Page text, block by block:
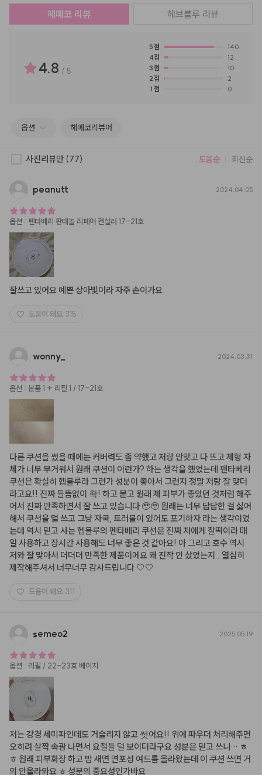
헤메코 리뷰 헤브블루 리뷰
4.8 / 5
5점
140
4점
12
3점
10
2점
2
1 점 0
옵션 헤메코리뷰어
사진리뷰만 (77) 도움순 최신순
peanutt 2024.04.05
옵션 : 펜타베리 판테놀 리페어 컨실러 17-21호
잘쓰고 있어요 예쁜 상아빛이라 자주 손이가요
도움이 돼요 315
wonny 2024.03.31
옵션 : 본품 1 + 리필 1 / 17-21호
다른 쿠션을 썼을 때에는 커버력도 좀 약했고 저랑 안맞고 다 뜨고 제형 자
체가 너무 무거워서 원래 쿠션이 이런가? 하는 생각을 했었는데 펜타베리
쿠션은 확실히 헵블루라 그런가 성분이 좋아서 그런지 정말 저랑 잘 맞더
라고요!! 진짜 들뜸없이 촥! 하고 붙고 원래 제 피부가 좋았던 것처럼 해주
어서 진짜 만족하면서 잘 쓰고 있습니다 🥹🥹 원래는 너무 답답한 걸 싫어
해서 쿠션을 덜 쓰고 그냥 자국, 트러블이 있어도 포기하자 라는 생각이었
는데 역시 믿고 사는 헵블루의 펜타베리 쿠션은 진짜 저에게 찰떡이라 매
일 사용하고 장시간 사용해도 너무 좋은 것 같아요! 아 그리고 호수 역시
저와 잘 맞아서 더더더 만족한 제품이에요 왜 진작 안 샀었는지.. 열심히
제작해주셔서 너무너무 감사드립니다 🤍🤍
도움이 돼요 311
semeo2 2025.05.19
옵션 : 리필 / 22-23호 베이지
저는 강경 세미파인데도 거슬리지 않고 썻어요!! 위에 파우더 처리해주면
오히려 살짝 속광 나면서 요철들 덜 보이더라구요 성분은 믿고 쓰니… ㅎ
ㅎ 원래 피부화장 하고 밤 새면 면포성 여드름 올라왔는데 이 쿠션 쓰면 거
의 안올라와요 ㅎ 성분의 중요성인가바요